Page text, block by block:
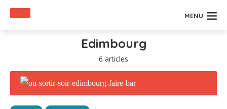
MENU
Edimbourg
6 articles